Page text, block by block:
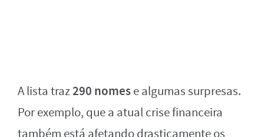
A lista traz290 nomese algumas surpresas.
Por exemplo, que a atual crise financeira